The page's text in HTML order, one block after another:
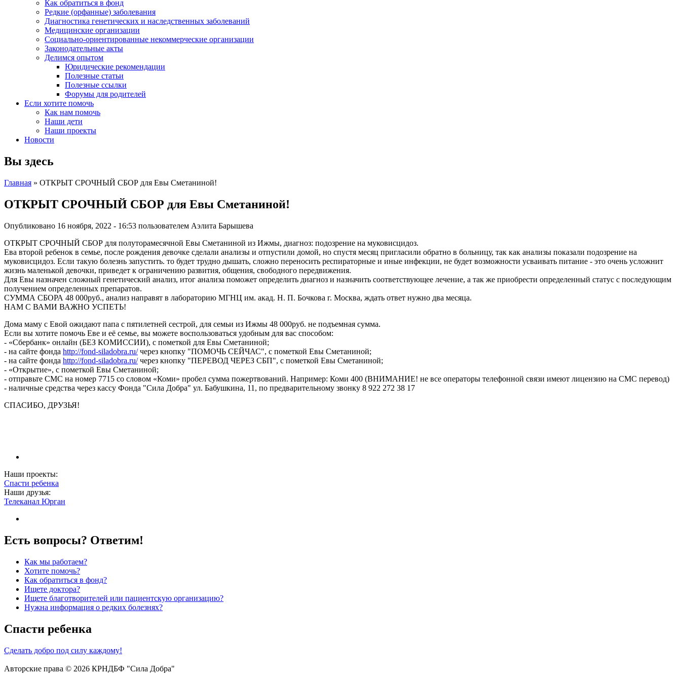
Как обратиться в фонд
Редкие (орфанные) заболевания
Диагностика генетических и наследственных заболеваний
Медицинские организации
Социально-ориентированные некоммерческие организации
Законодательные акты
Делимся опытом
Юридические рекомендации
Полезные статьи
Полезные ссылки
Форумы для родителей
Если хотите помочь
Как нам помочь
Наши дети
Наши проекты
Новости
Вы здесь
Главная » ОТКРЫТ СРОЧНЫЙ СБОР для Евы Сметаниной!
ОТКРЫТ СРОЧНЫЙ СБОР для Евы Сметаниной!
Опубликовано 16 ноября, 2022 - 16:53 пользователем Аэлита Барышева
ОТКРЫТ СРОЧНЫЙ СБОР для полуторамесячной Евы Сметаниной из Ижмы, диагноз: подозрение на муковисцидоз.
Ева второй ребенок в семье, после рождения девочке сделали анализы и отпустили домой, но спустя месяц пригласили обратно в больницу, так как анализы показали подозрение на
муковисцидоз. Если такую болезнь запустить. то будет трудно дышать, сложно переносить респираторные и иные инфекции, не будет возможности усваивать питание - это очень усложнит
жизнь маленькой девочки, приведет к ограничению развития, общения, свободного передвижения.
Для Евы назначен сложный генетический анализ, итог анализа поможет определить диагноз и назначить соответствующее лечение, а так же приобрести определенный статус с последующим
получением определенных препаратов.
СУММА СБОРА 48 000руб., анализ направят в лабораторию МГНЦ им. акад. Н. П. Бочкова г. Москва, ждать ответ нужно два месяца.
НАМ С ВАМИ ВАЖНО УСПЕТЬ!
Дома маму с Евой ожидают папа с пятилетней сестрой, для семьи из Ижмы 48 000руб. не подъемная сумма.
Если вы хотите помочь Еве и её семье, вы можете воспользоваться удобным для вас способом:
- «Сбербанк» онлайн (БЕЗ КОМИССИИ), с пометкой для Евы Сметаниной;
- на сайте фонда http://fond-siladobra.ru/через кнопку "ПОМОЧЬ СЕЙЧАС", с пометкой Евы Сметаниной;
- на сайте фонда http://fond-siladobra.ru/через кнопку "ПЕРЕВОД ЧЕРЕЗ СБП", с пометкой Евы Сметаниной;
- «Открытие», с пометкой Евы Сметаниной;
- отправьте СМС на номер 7715 со словом «Коми» пробел сумма пожертвований. Например: Коми 400 (ВНИМАНИЕ! не все операторы телефонной связи имеют лицензию на СМС перевод)
- наличные средства через кассу Фонда "Сила Добра" ул. Бабушкина, 11, по предварительному звонку 8 922 272 38 17
СПАСИБО, ДРУЗЬЯ!
Наши проекты:
Спасти ребенка
Наши друзья:
Телеканал Юрган
Есть вопросы? Ответим!
Как мы работаем?
Хотите помочь?
Как обратиться в фонд?
Ищете доктора?
Ищете благотворителей или пациентскую организацию?
Нужна информация о редких болезнях?
Спасти ребенка
Сделать добро под силу каждому!
Авторские права © 2026 КРНДБФ "Сила Добра"